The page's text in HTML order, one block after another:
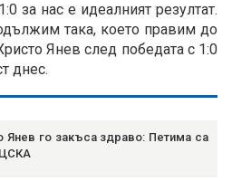
за нас е идеалният резултат.
така, което правим до
Янев след победата с 1:0
днес.
Янев го закъса здраво: Петима са
ЦСКА